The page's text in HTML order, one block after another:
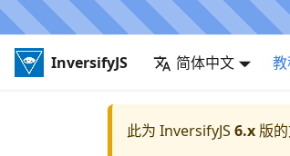
InversifyJS 简体中文
此为 InversifyJS 6.x 版